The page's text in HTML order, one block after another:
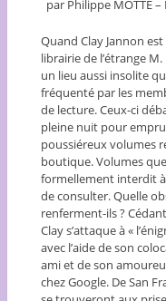
par Philippe MOTTE
Quand Clay Jannon
librairie de l’étrange
un lieu aussi insolite
fréquenté par les
de lecture. Ceux-ci
pleine nuit pour
poussiéreux volumes
boutique. Volumes
formellement interdit
de consulter. Quelle
renferment-ils ?
Clay s’attaque à «
avec l’aide de son
ami et de son
chez Google. De San